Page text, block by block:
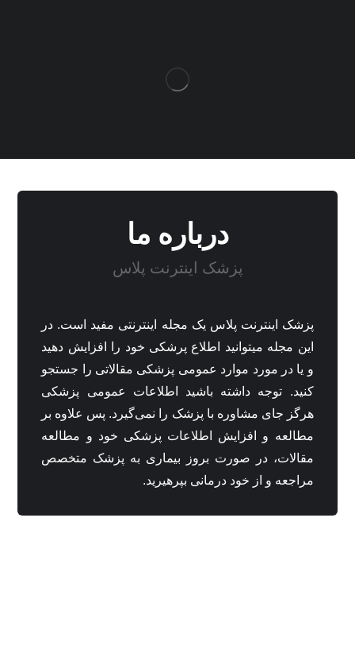
درباره ما
پزشک اینترنت پلاس
پزشک اینترنت پلاس یک مجله اینترنتی مفید است. در
این مجله میتوانید اطلاع پرشکی خود را افزایش دهید
و یا در مورد موارد عمومی پزشکی مقالاتی را جستجو
کنید. توجه داشته باشید اطلاعات عمومی پزشکی
هرگز جای مشاوره با پزشک را نمی‌گیرد. پس علاوه بر
مطالعه و افزایش اطلاعات پزشکی خود و مطالعه
مقالات، در صورت بروز بیماری به پزشک متخصص
مراجعه و از خود درمانی بپرهیرید.